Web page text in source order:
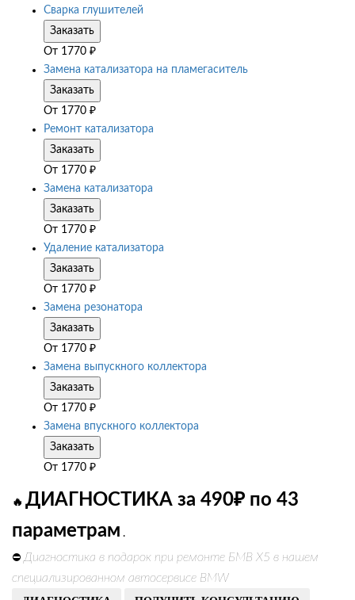
Сварка глушителей
Заказать
От 1770 ₽
Замена катализатора на пламегаситель
Заказать
От 1770 ₽
Ремонт катализатора
Заказать
От 1770 ₽
Замена катализатора
Заказать
От 1770 ₽
Удаление катализатора
Заказать
От 1770 ₽
Замена резонатора
Заказать
От 1770 ₽
Замена выпускного коллектора
Заказать
От 1770 ₽
Замена впускного коллектора
Заказать
От 1770 ₽
🔥 ДИАГНОСТИКА за 490₽ по 43
параметрам .
⛔ Диагностика в подарок при ремонте БМВ Х5 в нашем
специализированном автосервисе BMW